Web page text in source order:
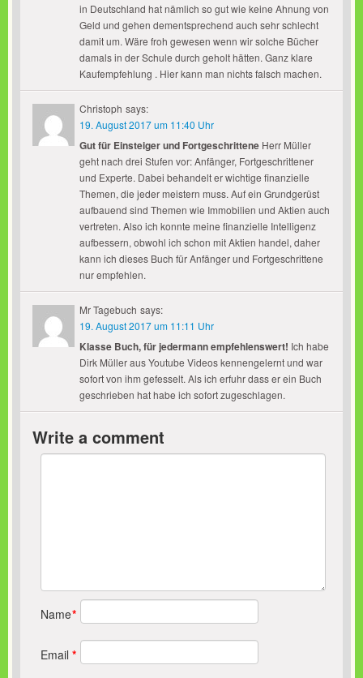
in Deutschland hat nämlich so gut wie keine Ahnung von
Geld und gehen dementsprechend auch sehr schlecht
damit um. Wäre froh gewesen wenn wir solche Bücher
damals in der Schule durch geholt hätten. Ganz klare
Kaufempfehlung . Hier kann man nichts falsch machen.
Christoph says:
19. August 2017 um 11:40 Uhr
Gut für Einsteiger und Fortgeschrittene Herr Müller
geht nach drei Stufen vor: Anfänger, Fortgeschrittener
und Experte. Dabei behandelt er wichtige finanzielle
Themen, die jeder meistern muss. Auf ein Grundgerüst
aufbauend sind Themen wie Immobilien und Aktien auch
vertreten. Also ich konnte meine finanzielle Intelligenz
aufbessern, obwohl ich schon mit Aktien handel, daher
kann ich dieses Buch für Anfänger und Fortgeschrittene
nur empfehlen.
Mr Tagebuch says:
19. August 2017 um 11:11 Uhr
Klasse Buch, für jedermann empfehlenswert! Ich habe
Dirk Müller aus Youtube Videos kennengelernt und war
sofort von ihm gefesselt. Als ich erfuhr dass er ein Buch
geschrieben hat habe ich sofort zugeschlagen.
Write a comment
Name*
Email *